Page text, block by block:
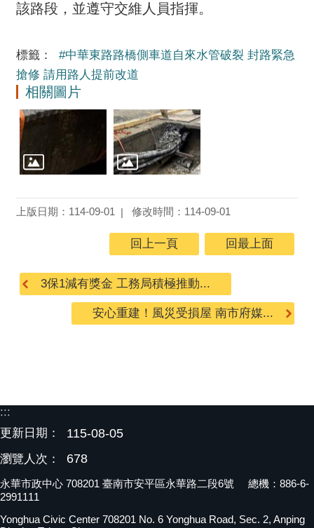
該路段，並遵守交維人員指揮。
標籤：
#中華東路路橋側車道自來水管破裂 封路緊急
搶修 請用路人提前改道
相關圖片
上版日期：114-09-01 修改時間：114-09-01
回上一頁 回最上面
3保1減有獎金 工務局積極推動...
安心重建！風災受損屋 南市府媒...
:::
更新日期：
115-08-05
瀏覽人次： 678
永華市政中心 708201 臺南市安平區永華路二段6號 總機：886-6-
2991111
Yonghua Civic Center 708201 No. 6 Yonghua Road, Sec. 2, Anping